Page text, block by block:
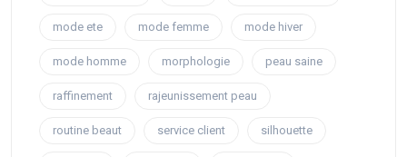
mode ete mode femme mode hiver
mode homme morphologie peau saine
raffinement rajeunissement peau
routine beaut service client silhouette